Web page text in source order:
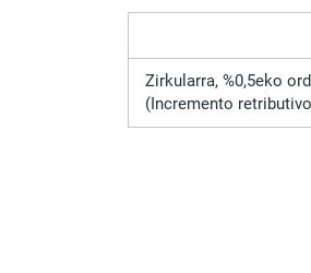
Zirkularra, %0,5eko
(Incremento